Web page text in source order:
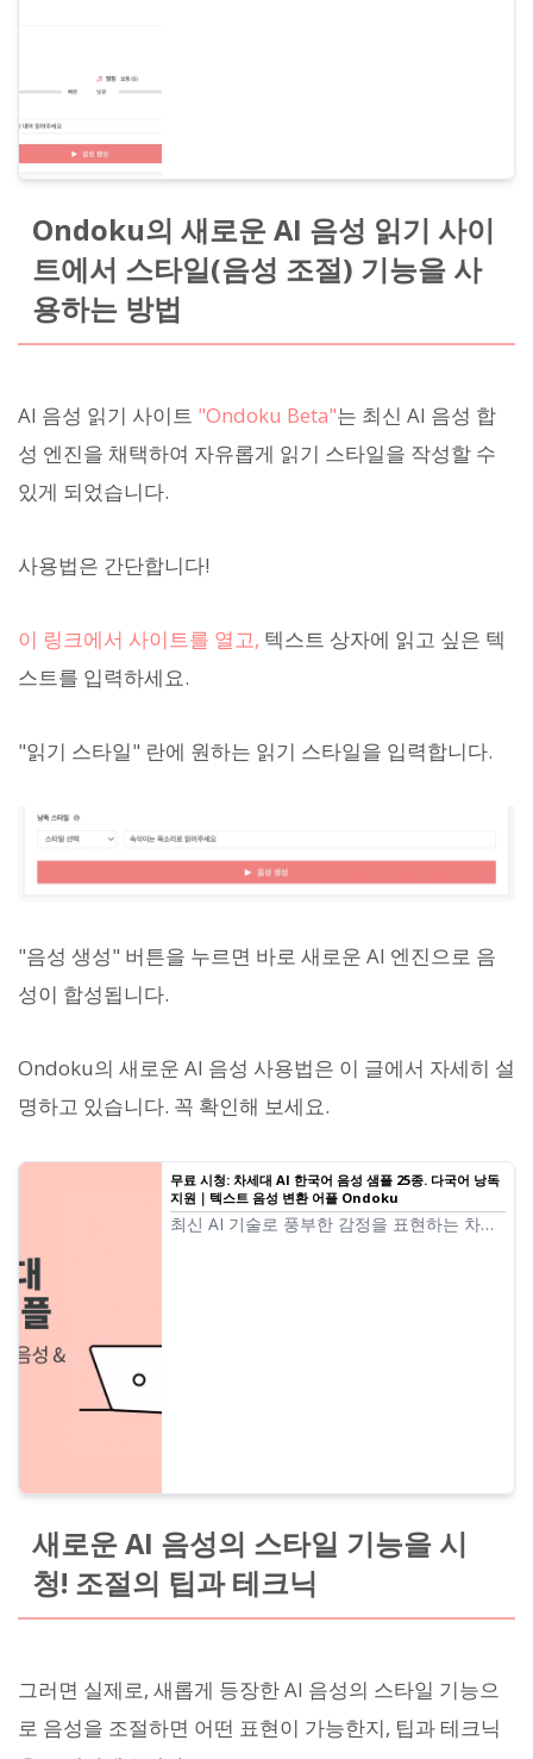
Ondoku의 새로운 AI 음성 읽기 사이
트에서 스타일(음성 조절) 기능을 사
용하는 방법
AI 음성 읽기 사이트 "Ondoku Beta"는 최신 AI 음성 합
성 엔진을 채택하여 자유롭게 읽기 스타일을 작성할 수
있게 되었습니다.
사용법은 간단합니다!
이 링크에서 사이트를 열고, 텍스트 상자에 읽고 싶은 텍
스트를 입력하세요.
"읽기 스타일" 란에 원하는 읽기 스타일을 입력합니다.
"음성 생성" 버튼을 누르면 바로 새로운 AI 엔진으로 음
성이 합성됩니다.
Ondoku의 새로운 AI 음성 사용법은 이 글에서 자세히 설
명하고 있습니다. 꼭 확인해 보세요.
무료 시청: 차세대 AI 한국어 음성 샘플 25종. 다국어 낭독
지원｜텍스트 음성 변환 어플 Ondoku
최신 AI 기술로 풍부한 감정을 표현하는 차세
새로운 AI 음성의 스타일 기능을 시
청! 조절의 팁과 테크닉
그러면 실제로, 새롭게 등장한 AI 음성의 스타일 기능으
로 음성을 조절하면 어떤 표현이 가능한지, 팁과 테크닉